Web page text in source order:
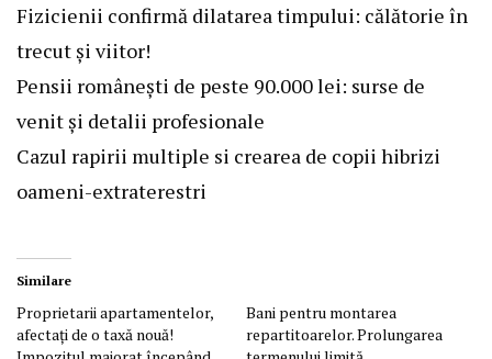
Fizicienii confirmă dilatarea timpului: călătorie în
trecut și viitor!
Pensii românești de peste 90.000 lei: surse de
venit și detalii profesionale
Cazul rapirii multiple si crearea de copii hibrizi
oameni-extraterestri
Similare
Proprietarii apartamentelor,
afectați de o taxă nouă!
Bani pentru montarea
repartitoarelor. Prolungarea